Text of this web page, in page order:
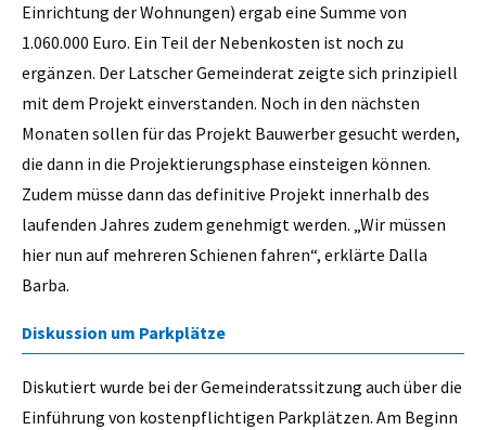
Einrichtung der Wohnungen) ergab eine Summe von
1.060.000 Euro. Ein Teil der Nebenkosten ist noch zu
ergänzen. Der Latscher Gemeinderat zeigte sich prinzipiell
mit dem Projekt einverstanden. Noch in den nächsten
Monaten sollen für das Projekt Bauwerber gesucht werden,
die dann in die Projektierungsphase einsteigen können.
Zudem müsse dann das definitive Projekt innerhalb des
laufenden Jahres zudem genehmigt werden. „Wir müssen
hier nun auf mehreren Schienen fahren“, erklärte Dalla
Barba.
Diskussion um Parkplätze
Diskutiert wurde bei der Gemeinderatssitzung auch über die
Einführung von kostenpflichtigen Parkplätzen. Am Beginn